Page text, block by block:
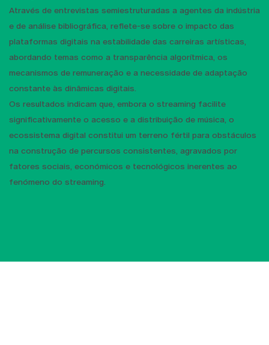
Através de entrevistas semiestruturadas a agentes da indústria
e de análise bibliográfica, reflete-se sobre o impacto das
plataformas digitais na estabilidade das carreiras artísticas,
abordando temas como a transparência algorítmica, os
mecanismos de remuneração e a necessidade de adaptação
constante às dinâmicas digitais.
Os resultados indicam que, embora o streaming facilite
significativamente o acesso e a distribuição de música, o
ecossistema digital constitui um terreno fértil para obstáculos
na construção de percursos consistentes, agravados por
fatores sociais, económicos e tecnológicos inerentes ao
fenómeno do streaming.